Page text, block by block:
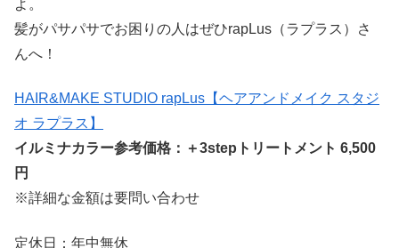
よ。
髪がパサパサでお困りの人はぜひrapLus（ラプラス）さ
んへ！
HAIR&MAKE STUDIO rapLus【ヘアアンドメイク スタジ
オ ラプラス】
イルミナカラー参考価格：＋3stepトリートメント 6,500
円
※詳細な金額は要問い合わせ
定休日：年中無休